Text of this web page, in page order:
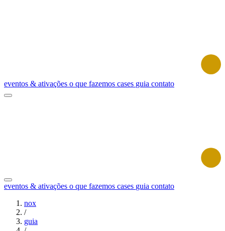
eventos & ativações o que fazemos cases guia contato
eventos & ativações o que fazemos cases guia contato
nox
/
guia